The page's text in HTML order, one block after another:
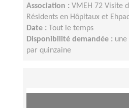
Association : VMEH 72 Visite
Résidents en Hôpitaux et Ehpad
Date :
Tout le temps
Disponibilité demandée :
par quinzaine